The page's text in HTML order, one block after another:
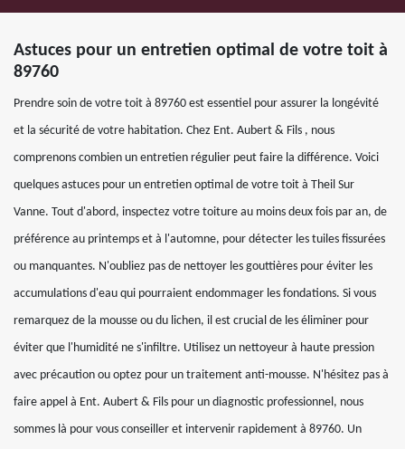
Astuces pour un entretien optimal de votre toit à
89760
Prendre soin de votre toit à 89760 est essentiel pour assurer la longévité
et la sécurité de votre habitation. Chez Ent. Aubert & Fils , nous
comprenons combien un entretien régulier peut faire la différence. Voici
quelques astuces pour un entretien optimal de votre toit à Theil Sur
Vanne. Tout d'abord, inspectez votre toiture au moins deux fois par an, de
préférence au printemps et à l'automne, pour détecter les tuiles fissurées
ou manquantes. N'oubliez pas de nettoyer les gouttières pour éviter les
accumulations d'eau qui pourraient endommager les fondations. Si vous
remarquez de la mousse ou du lichen, il est crucial de les éliminer pour
éviter que l'humidité ne s'infiltre. Utilisez un nettoyeur à haute pression
avec précaution ou optez pour un traitement anti-mousse. N'hésitez pas à
faire appel à Ent. Aubert & Fils pour un diagnostic professionnel, nous
sommes là pour vous conseiller et intervenir rapidement à 89760. Un